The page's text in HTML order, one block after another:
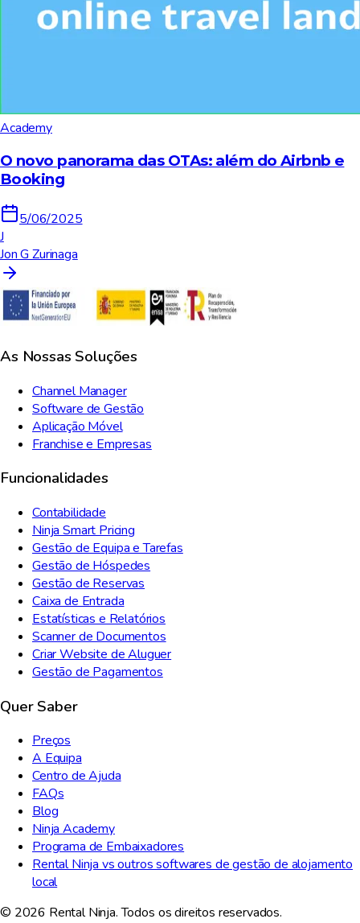
Academy
O novo panorama das OTAs: além do Airbnb e
Booking
5/06/2025
J
Jon G Zurinaga
As Nossas Soluções
Channel Manager
Software de Gestão
Aplicação Móvel
Franchise e Empresas
Funcionalidades
Contabilidade
Ninja Smart Pricing
Gestão de Equipa e Tarefas
Gestão de Hóspedes
Gestão de Reservas
Caixa de Entrada
Estatísticas e Relatórios
Scanner de Documentos
Criar Website de Aluguer
Gestão de Pagamentos
Quer Saber
Preços
A Equipa
Centro de Ajuda
FAQs
Blog
Ninja Academy
Programa de Embaixadores
Rental Ninja vs outros softwares de gestão de alojamento
local
© 2026 Rental Ninja. Todos os direitos reservados.